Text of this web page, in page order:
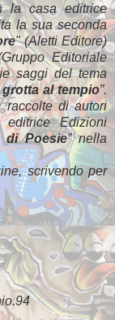
la casa editrice
la sua seconda
" (Aletti Editore)
Editoriale
saggi del tema
grotta al tempio”.
raccolte di autori
Edizioni
di Poesie” nella
scrivendo per